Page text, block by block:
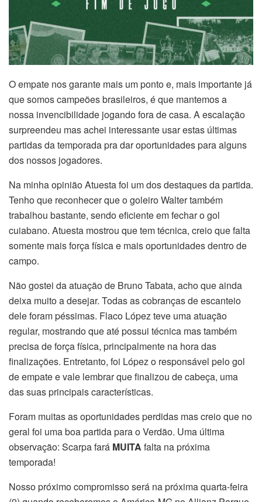
O empate nos garante mais um ponto e, mais importante já
que somos campeões brasileiros, é que mantemos a
nossa invencibilidade jogando fora de casa. A escalação
surpreendeu mas achei interessante usar estas últimas
partidas da temporada pra dar oportunidades para alguns
dos nossos jogadores.
Na minha opinião Atuesta foi um dos destaques da partida.
Tenho que reconhecer que o goleiro Walter também
trabalhou bastante, sendo eficiente em fechar o gol
cuiabano. Atuesta mostrou que tem técnica, creio que falta
somente mais força física e mais oportunidades dentro de
campo.
Não gostei da atuação de Bruno Tabata, acho que ainda
deixa muito a desejar. Todas as cobranças de escanteio
dele foram péssimas. Flaco López teve uma atuação
regular, mostrando que até possui técnica mas também
precisa de força física, principalmente na hora das
finalizações. Entretanto, foi López o responsável pelo gol
de empate e vale lembrar que finalizou de cabeça, uma
das suas principais características.
Foram muitas as oportunidades perdidas mas creio que no
geral foi uma boa partida para o Verdão. Uma última
observação: Scarpa fará MUITA falta na próxima
temporada!
Nosso próximo compromisso será na próxima quarta-feira